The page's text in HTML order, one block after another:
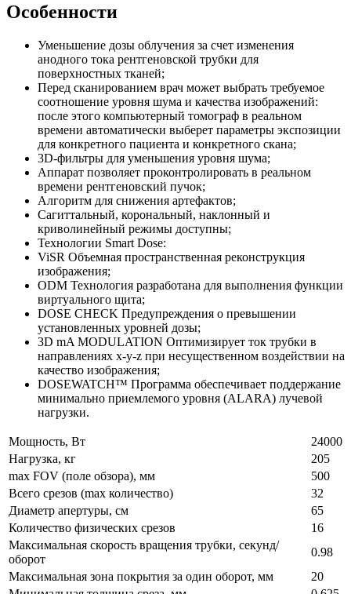
Особенности
Уменьшение дозы облучения за счет изменения
анодного тока рентгеновской трубки для
поверхностных тканей;
Перед сканированием врач может выбрать требуемое
соотношение уровня шума и качества изображений:
после этого компьютерный томограф в реальном
времени автоматически выберет параметры экспозиции
для конкретного пациента и конкретного скана;
3D-фильтры для уменьшения уровня шума;
Аппарат позволяет проконтролировать в реальном
времени рентгеновский пучок;
Алгоритм для снижения артефактов;
Сагиттальный, корональный, наклонный и
криволинейный режимы доступны;
Технологии Smart Dose:
ViSR Объемная пространственная реконструкция
изображения;
ODM Технология разработана для выполнения функции
виртуального щита;
DOSE CHECK Предупреждения о превышении
установленных уровней дозы;
3D mA MODULATION Оптимизирует ток трубки в
направлениях x-y-z при несущественном воздействии на
качество изображения;
DOSEWATCH™ Программа обеспечивает поддержание
минимально приемлемого уровня (ALARA) лучевой
нагрузки.
Мощность, Вт
24000
Нагрузка, кг
205
max FOV (поле обзора), мм
500
Всего срезов (max количество)
32
Диаметр апертуры, см
65
Количество физических срезов
16
Максимальная cкорость вращения трубки, секунд/
оборот
0.98
Максимальная зона покрытия за один оборот, мм
20